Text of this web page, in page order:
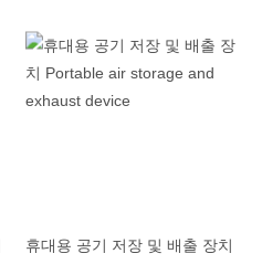
휴대용 공기 저장 및 배출 장치